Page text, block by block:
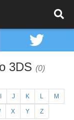
3DS (0)
J K L M
X Y Z